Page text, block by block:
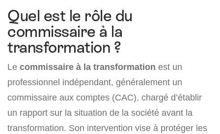
Quel est le rôle du
commissaire à la
transformation ?
Le commissaire à la transformation est un
professionnel indépendant, généralement un
commissaire aux comptes (CAC), chargé d’établir
un rapport sur la situation de la société avant la
transformation. Son intervention vise à protéger les